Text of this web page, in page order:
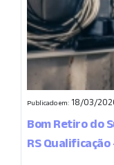
Publicado em: 18/03/
Bom Retiro do
RS Qualificação